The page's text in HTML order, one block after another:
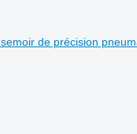
semoir de précision